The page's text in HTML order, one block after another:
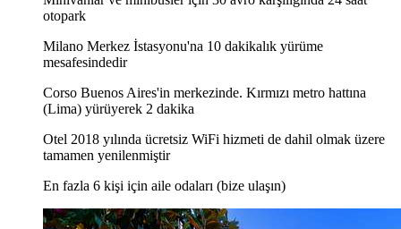
otopark
Milano Merkez İstasyonu'na 10 dakikalık yürüme
mesafesindedir
Corso Buenos Aires'in merkezinde. Kırmızı metro hattına
(Lima) yürüyerek 2 dakika
Otel 2018 yılında ücretsiz WiFi hizmeti de dahil olmak üzere
tamamen yenilenmiştir
En fazla 6 kişi için aile odaları (bize ulaşın)